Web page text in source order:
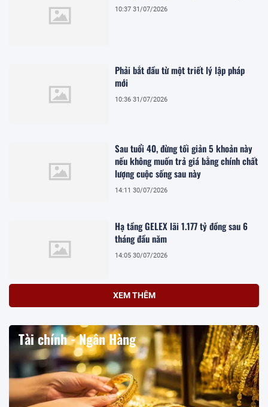
10:37 31/07/2026
Phải bắt đầu từ một triết lý lập pháp
mới
10:36 31/07/2026
Sau tuổi 40, đừng tối giản 5 khoản này
nếu không muốn trả giá bằng chính chất
lượng cuộc sống sau này
14:11 30/07/2026
Hạ tầng GELEX lãi 1.177 tỷ đồng sau 6
tháng đầu năm
14:05 30/07/2026
XEM THÊM
Tài chính - Ngân Hàng